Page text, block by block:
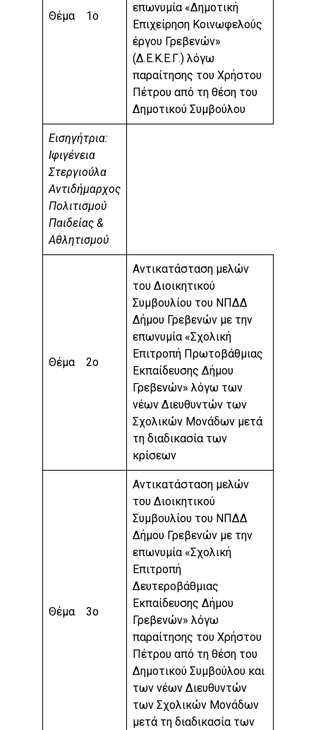
Θέμα 1ο
επωνυμία «Δημοτική
Επιχείρηση Κοινωφελούς
έργου Γρεβενών»
(Δ.Ε.Κ.Ε.Γ.) λόγω
παραίτησης του Χρήστου
Πέτρου από τη θέση του
Δημοτικού Συμβούλου
Εισηγήτρια:
Ιφιγένεια
Στεργιούλα
Αντιδήμαρχος
Πολιτισμού
Παιδείας &
Αθλητισμού
Θέμα 2ο
Αντικατάσταση μελών
του Διοικητικού
Συμβουλίου του ΝΠΔΔ
Δήμου Γρεβενών με την
επωνυμία «Σχολική
Επιτροπή Πρωτοβάθμιας
Εκπαίδευσης Δήμου
Γρεβενών» λόγω των
νέων Διευθυντών των
Σχολικών Μονάδων μετά
τη διαδικασία των
κρίσεων
Θέμα 3ο
Αντικατάσταση μελών
του Διοικητικού
Συμβουλίου του ΝΠΔΔ
Δήμου Γρεβενών με την
επωνυμία «Σχολική
Επιτροπή
Δευτεροβάθμιας
Εκπαίδευσης Δήμου
Γρεβενών» λόγω
παραίτησης του Χρήστου
Πέτρου από τη θέση του
Δημοτικού Συμβούλου και
των νέων Διευθυντών
των Σχολικών Μονάδων
μετά τη διαδικασία των